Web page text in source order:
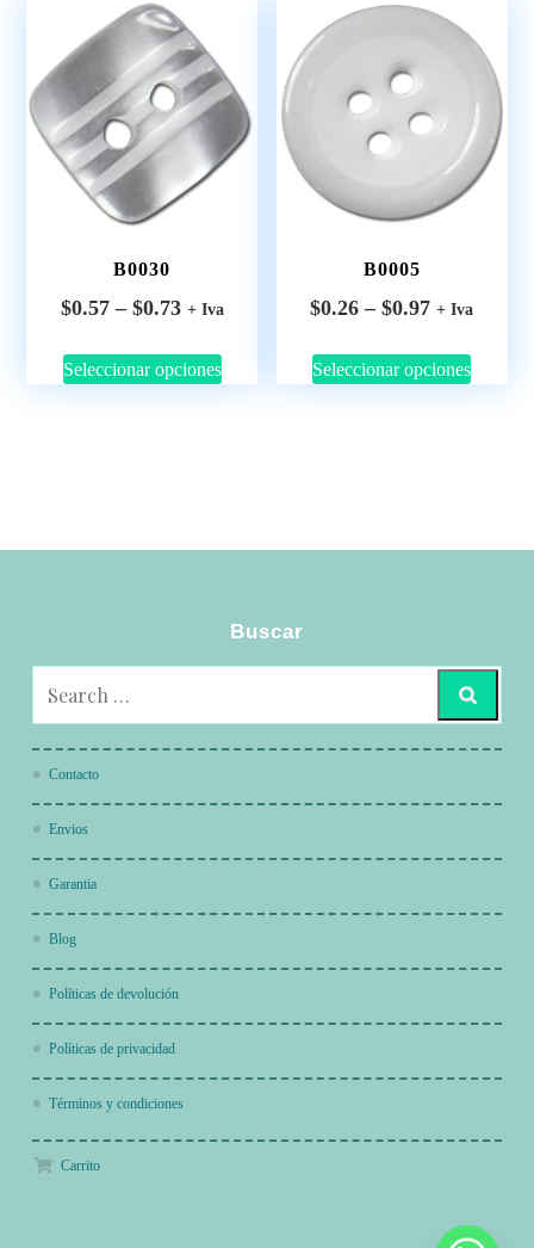
B0030
$0.57 – $0.73 + Iva
Seleccionar opciones
B0005
$0.26 – $0.97 + Iva
Seleccionar opciones
Buscar
Contacto
Envios
Garantia
Blog
Políticas de devolución
Políticas de privacidad
Términos y condiciones
Carrito